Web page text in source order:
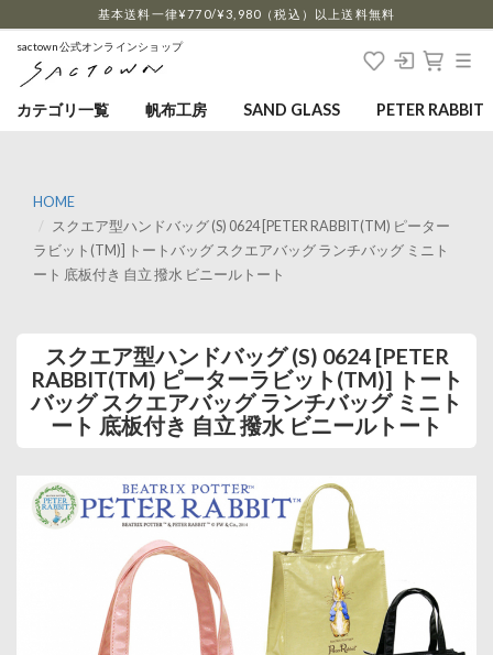
基本送料一律¥770/¥3,980（税込）以上送料無料
sactown公式オンラインショップ
カテゴリ一覧 帆布工房 SAND GLASS PETER RABBIT
HOME
スクエア型ハンドバッグ (S) 0624 [PETER RABBIT(TM) ピーター
ラビット(TM)] トートバッグ スクエアバッグ ランチバッグ ミニト
ート 底板付き 自立 撥水 ビニールトート
スクエア型ハンドバッグ (S) 0624 [PETER
RABBIT(TM) ピーターラビット(TM)] トート
バッグ スクエアバッグ ランチバッグ ミニト
ート 底板付き 自立 撥水 ビニールトート